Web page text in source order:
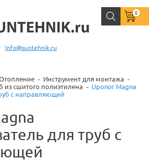
info@suntehnik.ru
0
Инструмент для монтажа
из сшитого полиэтилена
Uponor Magna
с направляющей
для труб с